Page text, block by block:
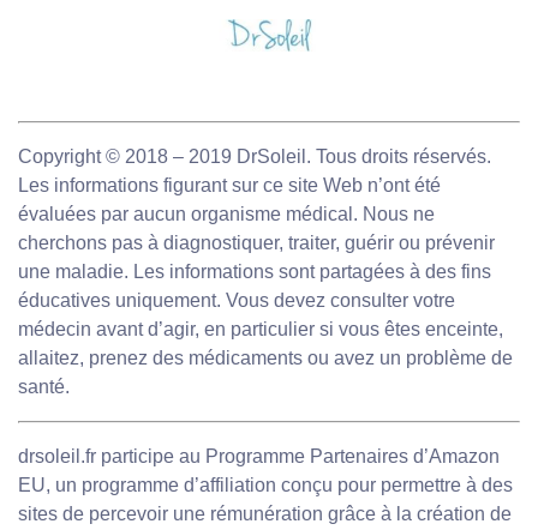
Copyright © 2018 – 2019 DrSoleil. Tous droits réservés.
Les informations figurant sur ce site Web n’ont été
évaluées par aucun organisme médical. Nous ne
cherchons pas à diagnostiquer, traiter, guérir ou prévenir
une maladie. Les informations sont partagées à des fins
éducatives uniquement. Vous devez consulter votre
médecin avant d’agir, en particulier si vous êtes enceinte,
allaitez, prenez des médicaments ou avez un problème de
santé.
drsoleil.fr participe au Programme Partenaires d’Amazon
EU, un programme d’affiliation conçu pour permettre à des
sites de percevoir une rémunération grâce à la création de